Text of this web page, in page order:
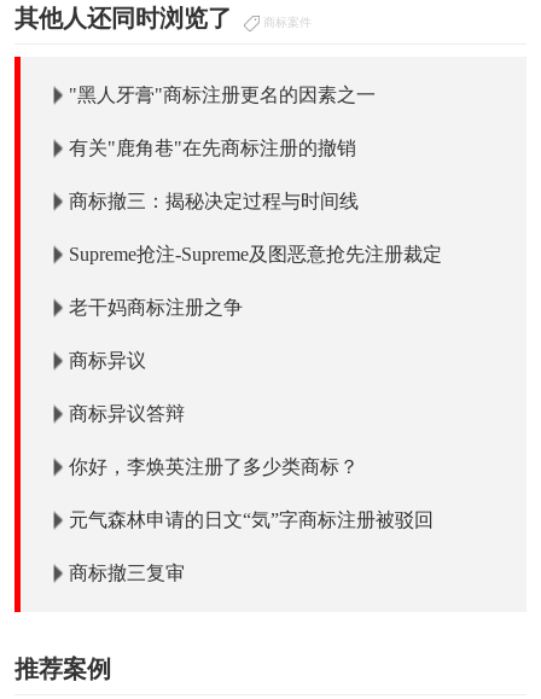
其他人还同时浏览了 商标案件
"黑人牙膏"商标注册更名的因素之一
有关"鹿角巷"在先商标注册的撤销
商标撤三：揭秘决定过程与时间线
Supreme抢注-Supreme及图恶意抢先注册裁定
老干妈商标注册之争
商标异议
商标异议答辩
你好，李焕英注册了多少类商标？
元气森林申请的日文“気”字商标注册被驳回
商标撤三复审
推荐案例